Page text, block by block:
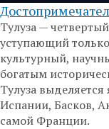
Тулуза —
уступающий
культурный,
богатым
Тулуза
Испании, Басков,
самой Франции.